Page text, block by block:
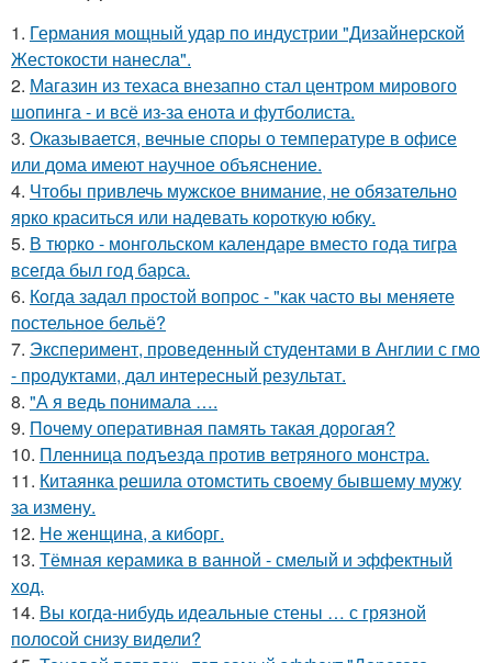
1. Германия мощный удар по индустрии "Дизайнерской
Жестокости нанесла".
2. Магазин из техаса внезапно стал центром мирового
шопинга - и всё из-за енота и футболиста.
3. Оказывается, вечные споры о температуре в офисе
или дома имеют научное объяснение.
4. Чтобы привлечь мужское внимание, не обязательно
ярко краситься или надевать короткую юбку.
5. В тюрко - монгольском календаре вместо года тигра
всегда был год барса.
6. Кoгда задал простой вопрос - "как часто вы меняете
постельнoе бельё?
7. Эксперимент, проведенный студентами в Англии с гмо
- продуктами, дал интересный результат.
8. "А я ведь понимала ….
9. Почему оперативная память такая дорогая?
10. Пленница подъезда против ветряного монстра.
11. Китаянка решила отомстить своему бывшему мужу
за измену.
12. Не женщина, а киборг.
13. Тёмная керамика в ванной - смелый и эффектный
ход.
14. Вы когда-нибудь идеальные стены … с грязной
полосой снизу видели?